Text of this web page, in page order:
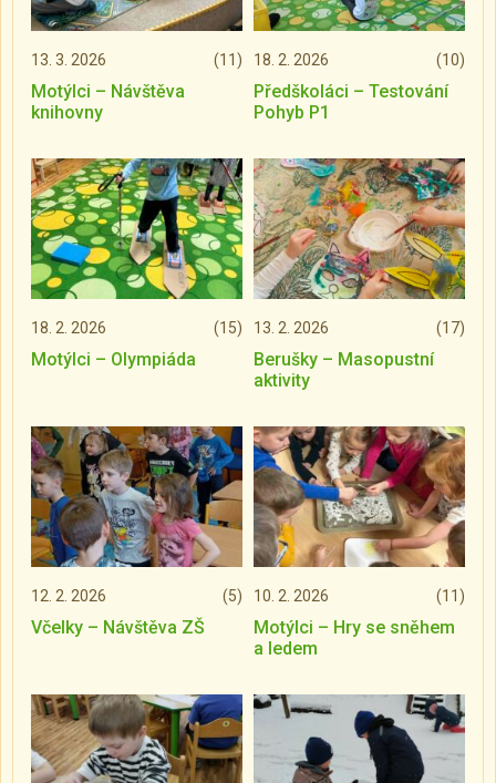
13. 3. 2026 (11)
Motýlci – Návštěva
knihovny
18. 2. 2026 (10)
Předškoláci – Testování
Pohyb P1
18. 2. 2026 (15)
Motýlci – Olympiáda
13. 2. 2026 (17)
Berušky – Masopustní
aktivity
12. 2. 2026 (5)
Včelky – Návštěva ZŠ
10. 2. 2026 (11)
Motýlci – Hry se sněhem
a ledem